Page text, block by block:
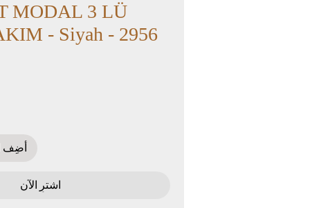
MODAL 3 LÜ
- Siyah - 2956
أضِف
اشترِ الآن